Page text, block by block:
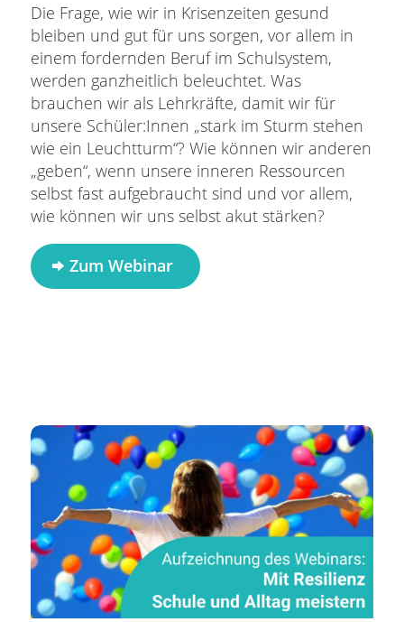
Die Frage, wie wir in Krisenzeiten gesund
bleiben und gut für uns sorgen, vor allem in
einem fordernden Beruf im Schulsystem,
werden ganzheitlich beleuchtet. Was
brauchen wir als Lehrkräfte, damit wir für
unsere Schüler:Innen „stark im Sturm stehen
wie ein Leuchtturm“? Wie können wir anderen
„geben“, wenn unsere inneren Ressourcen
selbst fast aufgebraucht sind und vor allem,
wie können wir uns selbst akut stärken?
Zum Webinar